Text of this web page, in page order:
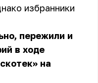
избранники
пережили и
в ходе
на